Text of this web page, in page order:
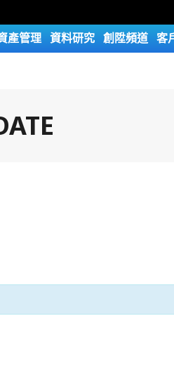
產管理 資料研究 創陞頻道 客